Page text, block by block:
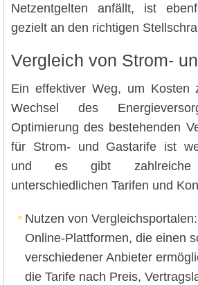
Netzentgelten anfällt, ist
gezielt an den richtigen
Vergleich von Strom-
Ein effektiver Weg, um Kosten
Wechsel des
Optimierung des bestehenden
für Strom- und Gastarife ist
und es gibt
unterschiedlichen Tarifen und
Nutzen von
Online-Plattformen, die einen
verschiedener Anbieter
die Tarife nach Preis,